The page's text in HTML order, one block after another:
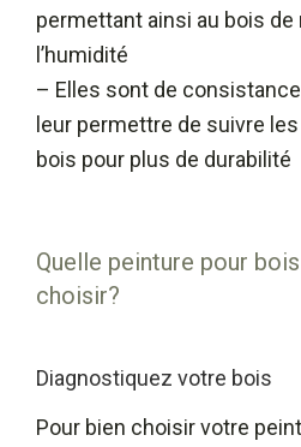
permettant ainsi au bois de
l’humidité
– Elles sont de
leur permettre de suivre
bois pour plus de durabilité
Quelle peinture pour
choisir?
Diagnostiquez votre bois
Pour bien choisir votre